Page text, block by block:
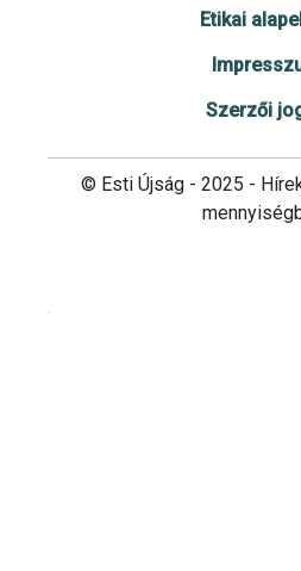
Etikai
Szerzői
© Esti Újság - 2025 -